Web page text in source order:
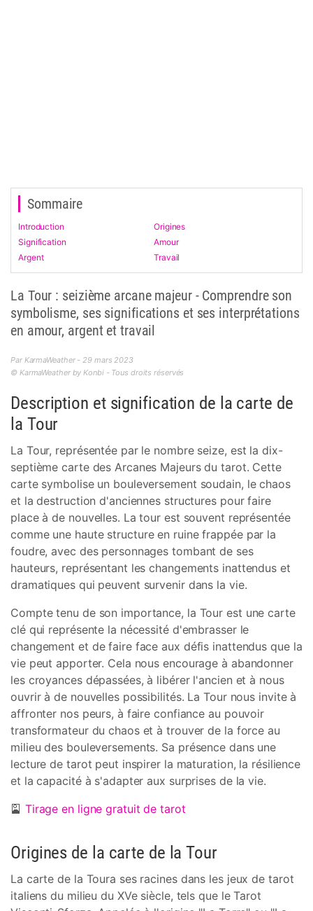
Sommaire
Introduction
Origines
Signification
Amour
Argent
Travail
La Tour : seizième arcane majeur - Comprendre son
symbolisme, ses significations et ses interprétations
en amour, argent et travail
Par KarmaWeather - 29 mars 2023
© KarmaWeather by Konbi - Tous droits réservés
Description et signification de la carte de
la Tour
La Tour, représentée par le nombre seize, est la dix-
septième carte des Arcanes Majeurs du tarot. Cette
carte symbolise un bouleversement soudain, le chaos
et la destruction d'anciennes structures pour faire
place à de nouvelles. La tour est souvent représentée
comme une haute structure en ruine frappée par la
foudre, avec des personnages tombant de ses
hauteurs, représentant les changements inattendus et
dramatiques qui peuvent survenir dans la vie.
Compte tenu de son importance, la Tour est une carte
clé qui représente la nécessité d'embrasser le
changement et de faire face aux défis inattendus que la
vie peut apporter. Cela nous encourage à abandonner
les croyances dépassées, à libérer l'ancien et à nous
ouvrir à de nouvelles possibilités. La Tour nous invite à
affronter nos peurs, à faire confiance au pouvoir
transformateur du chaos et à trouver de la force au
milieu des bouleversements. Sa présence dans une
lecture de tarot peut inspirer la maturation, la résilience
et la capacité à s'adapter aux surprises de la vie.
🎴 Tirage en ligne gratuit de tarot
Origines de la carte de la Tour
La carte de la Toura ses racines dans les jeux de tarot
italiens du milieu du XVe siècle, tels que le Tarot